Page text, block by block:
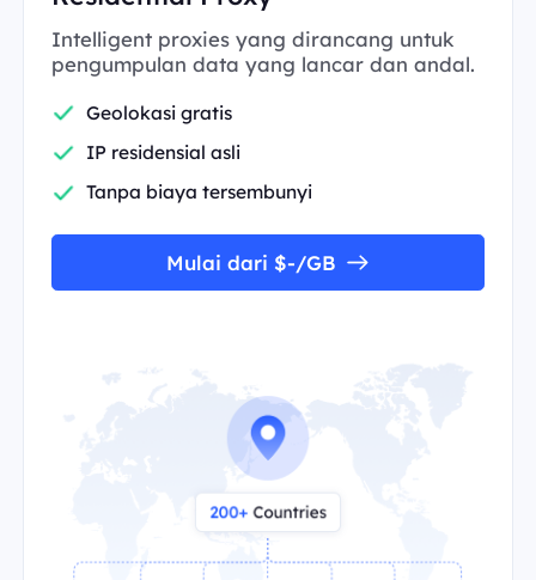
Intelligent proxies yang dirancang untuk
pengumpulan data yang lancar dan andal.
Geolokasi gratis
IP residensial asli
Tanpa biaya tersembunyi
Mulai dari $-/GB